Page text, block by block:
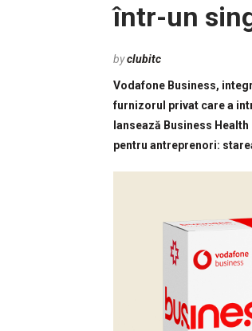
într-un
byclubitc
Vodafone Business,
furnizorul privat care a
lansează Business
pentru antreprenori: